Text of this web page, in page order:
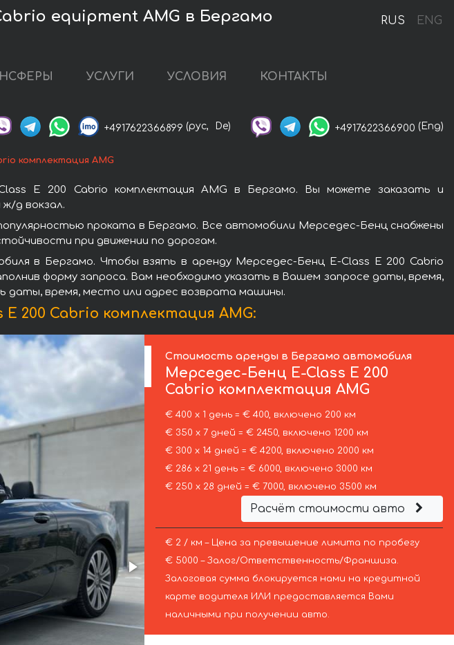
RUS ENG
equipment AMG в Бергамо
УСЛУГИ УСЛОВИЯ КОНТАКТЫ
+4917622366899 (рус, De) +4917622366900 (Eng)
комплектация AMG
E 200 Cabrio комплектация AMG в Бергамо. Вы можете заказать и
д вокзал.
проката в Бергамо. Все автомобили Мерседес-Бенц снабжены
при движении по дорогам.
в Бергамо. Чтобы взять в аренду Мерседес-Бенц E-Class E 200 Cabrio
форму запроса. Вам необходимо указать в Вашем запросе даты, время,
даты, время, место или адрес возврата машины.
200 Cabrio комплектация AMG:
Стоимость аренды в Бергамо автомобиля
Мерседес-Бенц E-Class E 200
Cabrio комплектация AMG
€ 400 х 1 день = € 400, включено 200 км
€ 350 х 7 дней = € 2450, включено 1200 км
€ 300 х 14 дней = € 4200, включено 2000 км
€ 286 х 21 день = € 6000, включено 3000 км
€ 250 х 28 дней = € 7000, включено 3500 км
Расчёт стоимости авто
€ 2 / км – Цена за превышение лимита по пробегу
€ 5000 – Залог/Ответственность/Франшиза.
Залоговая сумма блокируется нами на кредитной
карте водителя ИЛИ предоставляется Вами
наличными при получении авто.